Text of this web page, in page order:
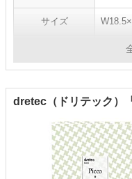
サイズ
dretec（ドリテック）